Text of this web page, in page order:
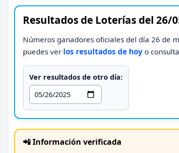
Resultados de Loterías del 26/
Números ganadores oficiales del día 26 de
puedes ver los resultados de hoy o
Ver resultados de otro día:
📲 Información verificada